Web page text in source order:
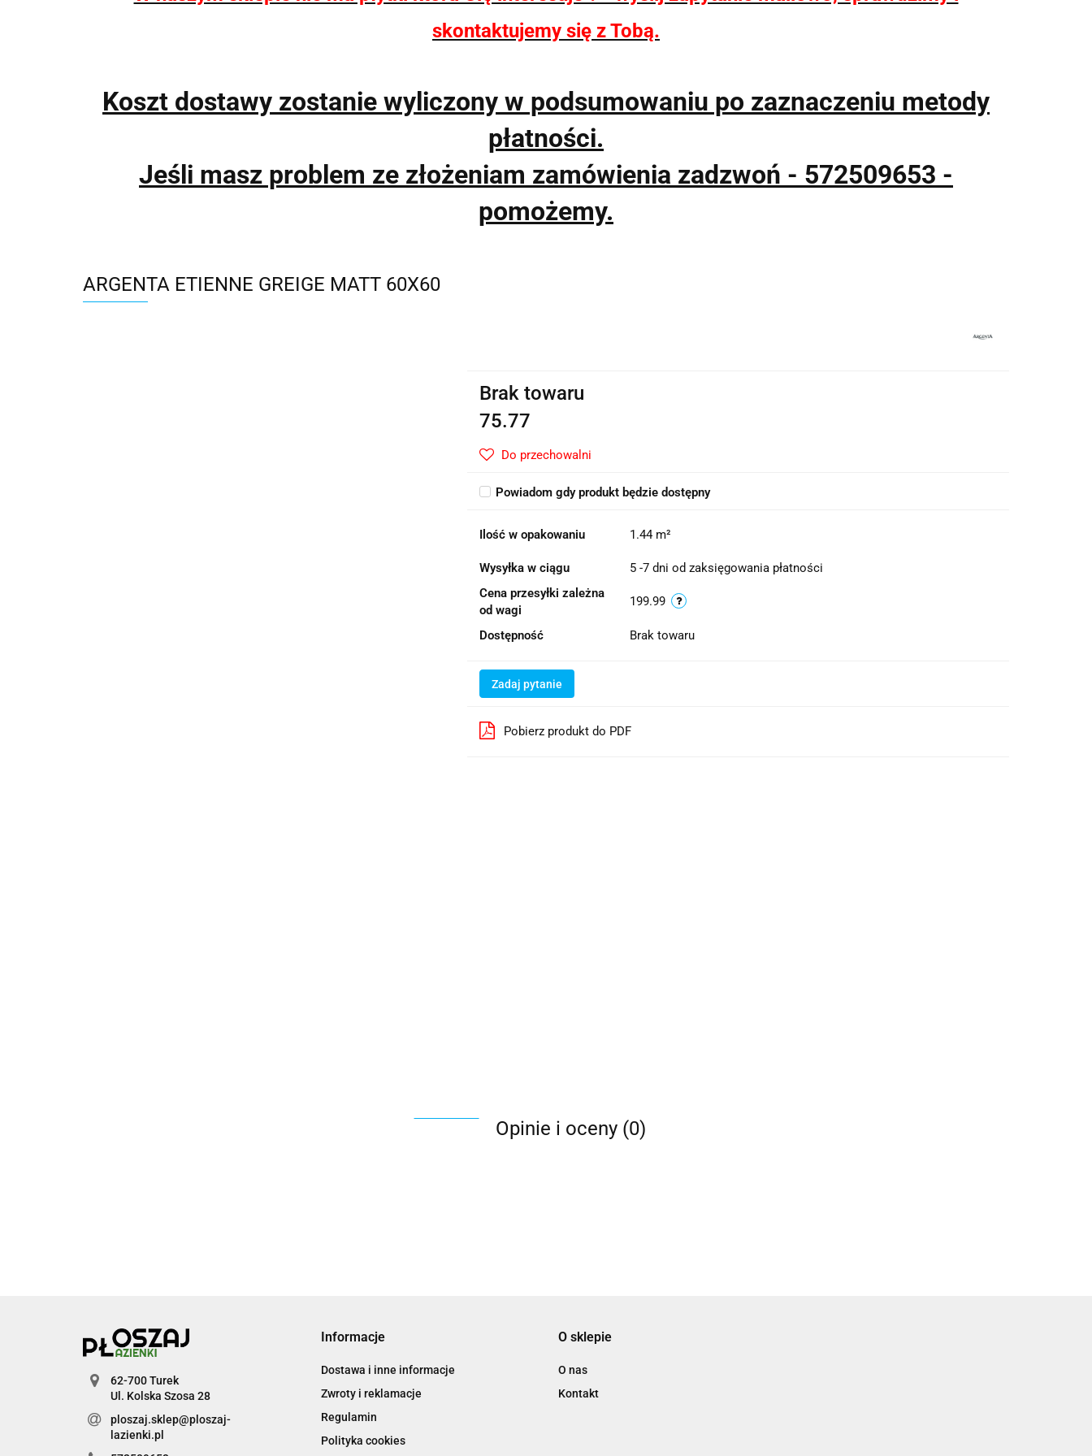
skontaktujemy się z Tobą.
Koszt dostawy zostanie wyliczony w podsumowaniu po zaznaczeniu metody
płatności.
Jeśli masz problem ze złożeniam zamówienia zadzwoń - 572509653 -
pomożemy.
ARGENTA ETIENNE GREIGE MATT 60X60
Brak towaru
75.77
Do przechowalni
Powiadom gdy produkt będzie dostępny
Ilość w opakowaniu 1.44 m²
Wysyłka w ciągu
5 -7 dni od zaksięgowania płatności
Cena przesyłki zależna
od wagi
199.99
Dostępność Brak towaru
Zadaj pytanie
Pobierz produkt do PDF
Opinie i oceny (0)
62-700 Turek
Ul. Kolska Szosa 28
ploszaj.sklep@ploszaj-
lazienki.pl
Informacje
Dostawa i inne informacje
Zwroty i reklamacje
Regulamin
Polityka cookies
O sklepie
O nas
Kontakt